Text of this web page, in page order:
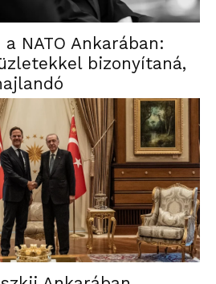
NATO Ankarában:
bizonyítaná,